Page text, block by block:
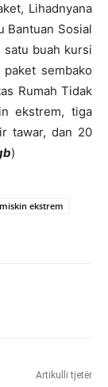
Lihadnyana
Bantuan Sosial
satu buah kursi
sembako
Rumah Tidak
ekstrem, tiga
tawar, dan 20
)
miskin ekstrem
Artikulli tjetër